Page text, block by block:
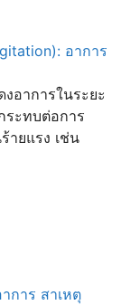
อาการ
อาการในระยะ
ระทบต่อการ
ายแรง เช่น
การ สาเหตุ